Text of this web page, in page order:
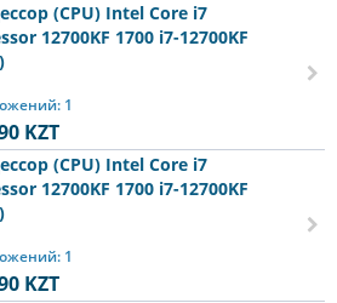
(CPU) Intel Core i7
12700KF 1700 i7-12700KF
1
KZT
(CPU) Intel Core i7
12700KF 1700 i7-12700KF
1
KZT